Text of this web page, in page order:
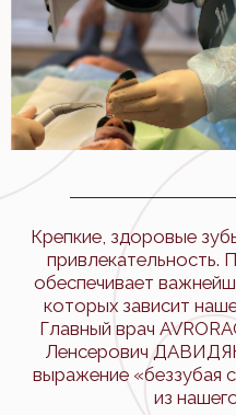
Крепкие, здоровые зубы – это не
привлекательность.
обеспечивает важнейшие
которых зависит наше
Главный врач AVRORACLINIC,
Ленсерович ДАВИДЯН
выражение «беззубая старость»
из нашего лексикона.